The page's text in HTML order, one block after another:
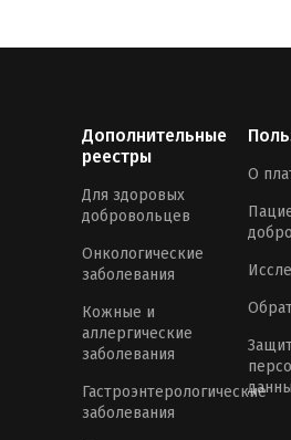
Дополнительные
реестры
Для здоровых
добровольцев
Онкологические
заболевания
Кожные и
аллергические
заболевания
Гастроэнтерологические
заболевания
О